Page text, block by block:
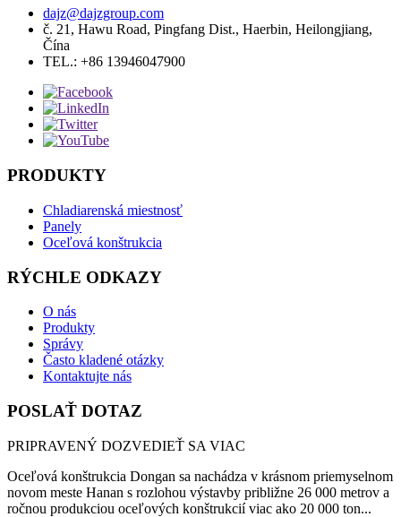
dajz@dajzgroup.com
č. 21, Hawu Road, Pingfang Dist., Haerbin, Heilongjiang,
Čína
TEL.: +86 13946047900
PRODUKTY
Chladiarenská miestnosť
Panely
Oceľová konštrukcia
RÝCHLE ODKAZY
O nás
Produkty
Správy
Často kladené otázky
Kontaktujte nás
POSLAŤ DOTAZ
PRIPRAVENÝ DOZVEDIEŤ SA VIAC
Oceľová konštrukcia Dongan sa nachádza v krásnom priemyselnom
novom meste Hanan s rozlohou výstavby približne 26 000 metrov a
ročnou produkciou oceľových konštrukcií viac ako 20 000 ton...